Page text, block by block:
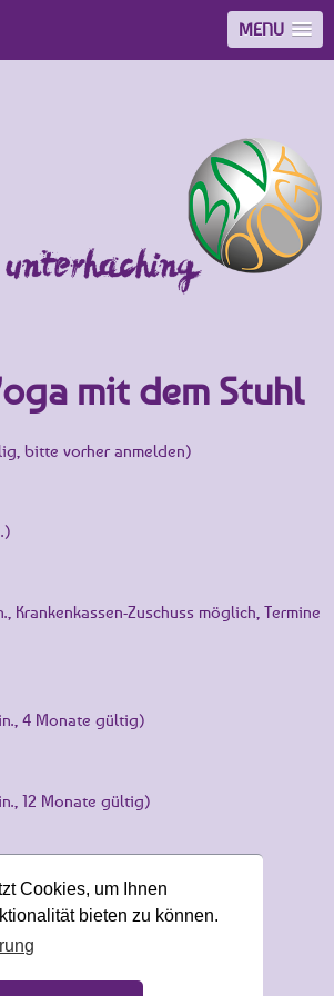
Cookies, um Ihnen
bieten zu können.
MENU
mit dem Stuhl
bitte vorher anmelden)
Krankenkassen-Zuschuss möglich, Termine
4 Monate gültig)
12 Monate gültig)
2 Monate gültig)